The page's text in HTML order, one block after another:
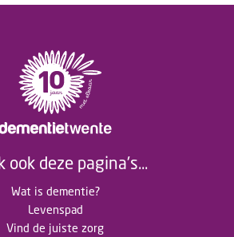
ook deze pagina's...
Wat is dementie?
Levenspad
Vind de juiste zorg